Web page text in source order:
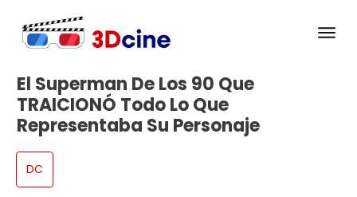
El Superman De Los 90 Que
TRAICIONÓ Todo Lo Que
Representaba Su Personaje
DC